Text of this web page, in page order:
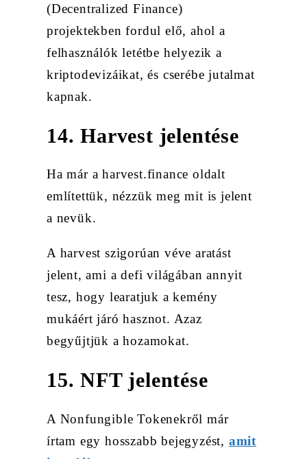
(Decentralized Finance)
projektekben fordul elő, ahol a
felhasználók letétbe helyezik a
kriptodevizáikat, és cserébe jutalmat
kapnak.
14. Harvest jelentése
Ha már a harvest.finance oldalt
említettük, nézzük meg mit is jelent
a nevük.
A harvest szigorúan véve aratást
jelent, ami a defi világában annyit
tesz, hogy learatjuk a kemény
mukáért járó hasznot. Azaz
begyűjtjük a hozamokat.
15. NFT jelentése
A Nonfungible Tokenekről már
írtam egy hosszabb bejegyzést, amit